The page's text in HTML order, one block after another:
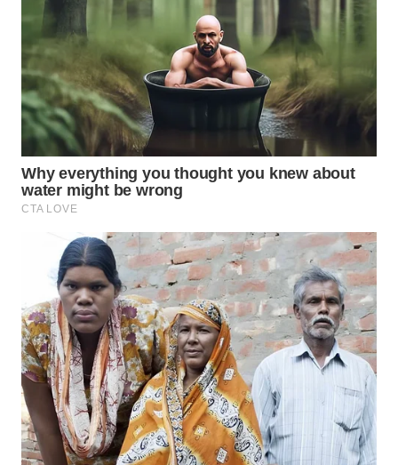
INDRAMAYU
WN
KUNINGAN
WN
MAJALENGKA
WN
WN
SUKABUMI
WN
PURWAKARTA
WN
PRIANGAN
TIMUR